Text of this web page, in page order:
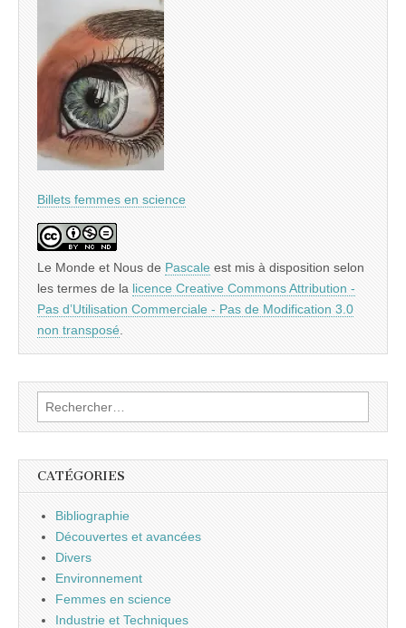
Billets femmes en science
Le Monde et Nous de Pascale est mis à disposition selon
les termes de la licence Creative Commons Attribution -
Pas d’Utilisation Commerciale - Pas de Modification 3.0
non transposé
Rechercher :
CATÉGORIES
Bibliographie
Découvertes et avancées
Divers
Environnement
Femmes en science
Industrie et Techniques